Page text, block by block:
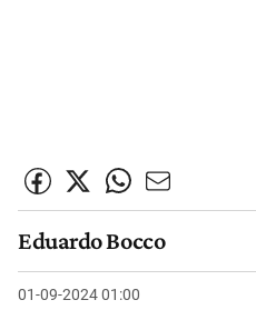
Eduardo Bocco
01-09-2024 01:00